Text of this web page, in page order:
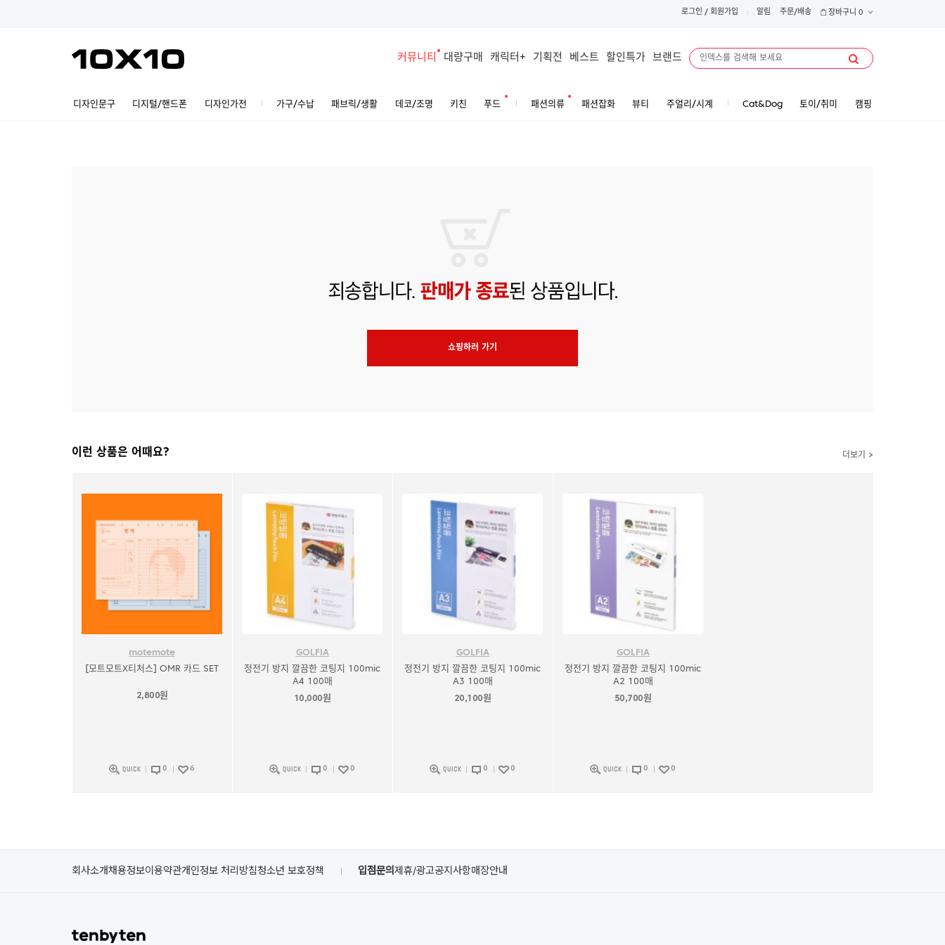
로그인 / 회원가입 알림 주문/배송 장바구니 0
커뮤니티 대량구매 캐릭터+ 기획전 베스트 할인특가 브랜드
디자인문구 디지털/핸드폰 디자인가전 가구/수납 패브릭/생활 데코/조명 키친 푸드 패션의류 패션잡화 뷰티 주얼리/시계 Cat&Dog 토이/취미 캠핑
쇼핑하러 가기
이런 상품은 어때요? 더보기 >
motemote
[모트모트X티처스] OMR 카드 SET
2,800원
0 6
GOLFIA
정전기 방지 깔끔한 코팅지 100mic
A4 100매
10,000원
0 0
GOLFIA
정전기 방지 깔끔한 코팅지 100mic
A3 100매
20,100원
0 0
GOLFIA
정전기 방지 깔끔한 코팅지 100mic
A2 100매
50,700원
0 0
회사소개채용정보이용약관개인정보 처리방침청소년 보호정책 입점문의제휴/광고공지사항매장안내